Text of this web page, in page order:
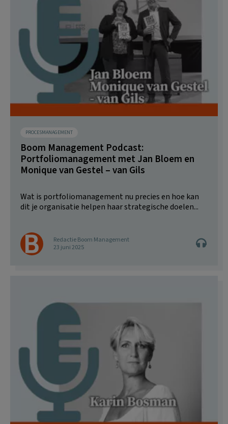
PROCESMANAGEMENT
Boom Management Podcast:
Portfoliomanagement met Jan Bloem en
Monique van Gestel – van Gils
Wat is portfoliomanagement nu precies en hoe kan
dit je organisatie helpen haar strategische doelen...
Redactie Boom Management
23 juni 2025